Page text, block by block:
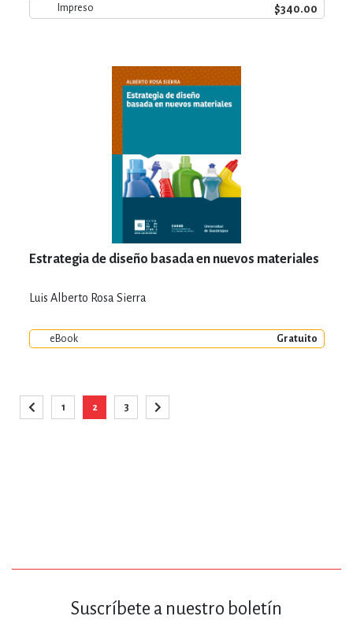
Impreso $340.00
Estrategia de diseño basada en nuevos materiales
Luis Alberto Rosa Sierra
eBook Gratuito
Página
AnteriorPágina
1
Está viendo la página
2
Página
3
Página
Siguiente
Suscríbete a nuestro boletín